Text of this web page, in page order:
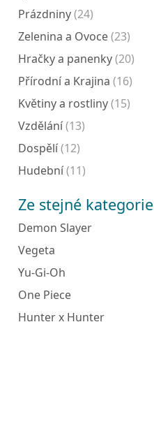
Prázdniny(24)
Zelenina a Ovoce(23)
Hračky a panenky(20)
Přírodní a Krajina (16)
Květiny a rostliny(15)
Vzdělání(13)
Dospělí(12)
Hudební(11)
Ze stejné kategorie
Demon Slayer
Vegeta
Yu-Gi-Oh
One Piece
Hunter x Hunter